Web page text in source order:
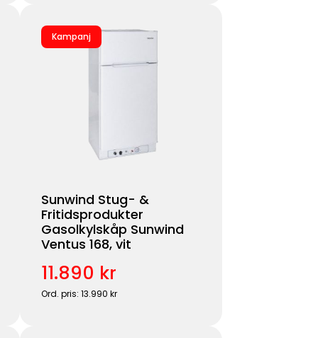
Kampanj
Sunwind Stug- &
Fritidsprodukter
Gasolkylskåp Sunwind
Ventus 168, vit
11.890 kr
Ord. pris: 13.990 kr